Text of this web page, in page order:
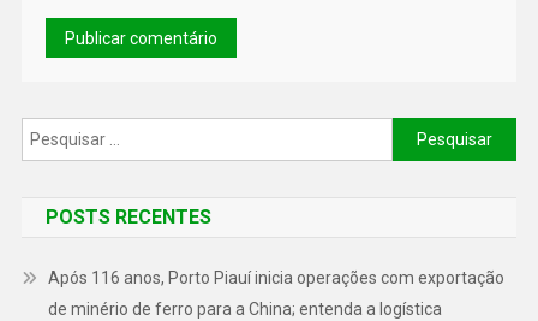
POSTS RECENTES
Após 116 anos, Porto Piauí inicia operações com exportação
de minério de ferro para a China; entenda a logística